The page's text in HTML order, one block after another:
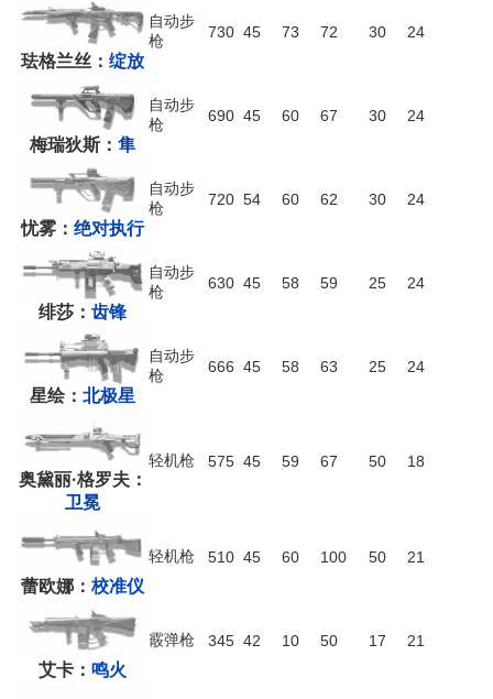
珐格兰丝： 绽放
自动步
枪
730 45 73 72 30 24
梅瑞狄斯： 隼
自动步
枪
690 45 60 67 30 24
忧雾： 绝对执行
自动步
枪
720 54 60 62 30 24
绯莎： 齿锋
自动步
枪
630 45 58 59 25 24
星绘： 北极星
自动步
枪
666 45 58 63 25 24
奥黛丽·格罗夫：
卫冕
轻机枪 575 45 59 67 50 18
蕾欧娜： 校准仪
轻机枪 510 45 60 100 50 21
艾卡： 鸣火
霰弹枪 345 42 10 50 17 21